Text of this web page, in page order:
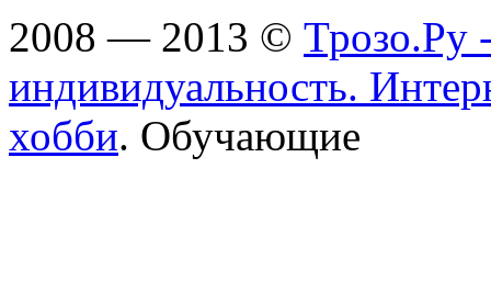
2008 — 2013 © Трозо.Ру
индивидуальность.
хобби. Обучающие